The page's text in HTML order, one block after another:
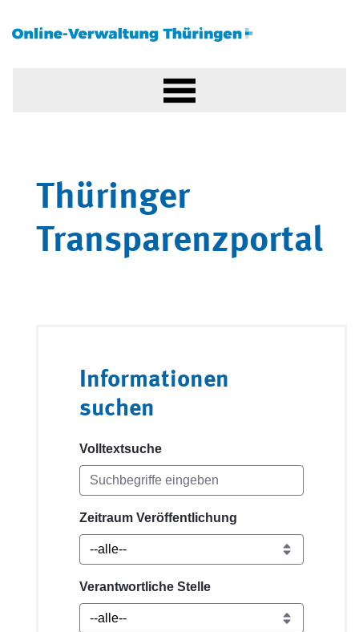
Thüringer
Transparenzportal
Informationen
suchen
Volltextsuche
Zeitraum Veröffentlichung
Verantwortliche Stelle